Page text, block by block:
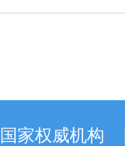
国家权威机构